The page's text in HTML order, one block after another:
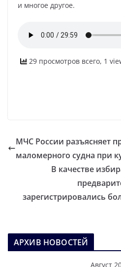
и многое другое.
29 просмотров всего, 1
МЧС России разъясняет
маломерного судна при
В качестве
зарегистрировались
АРХИВ НОВОСТЕЙ
Август